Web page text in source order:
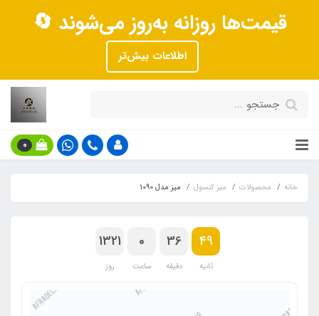
قیمت‌ها روزانه به‌روز می‌شوند 🔄
اطلاعات بیش‌تر
0
خانه محصولات میز کنسول میز مدل 1090
1321
روز
0
ساعت
36
دقیقه
48
ثانیه